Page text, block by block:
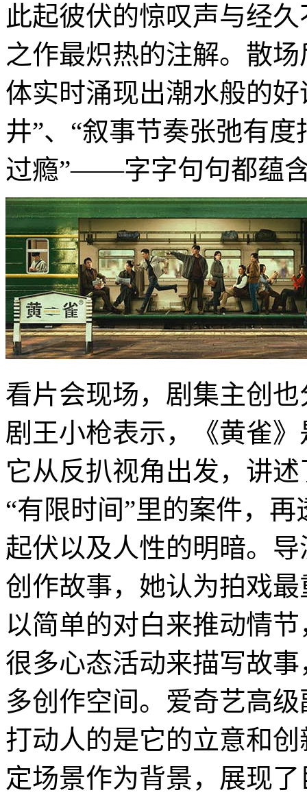
此起彼伏的惊叹声与经
之作最炽热的注解。散
体实时涌现出潮水般的
井”、“叙事节奏张弛有
过瘾”——字字句句都蕴
看片会现场，剧集主创
剧王小枪表示，《黄雀
它从反扒视角出发，讲
“有限时间”里的案件，
起伏以及人性的明暗。
创作故事，她认为拍戏
以简单的对白来推动情
很多心态活动来描写故
多创作空间。爱奇艺高
打动人的是它的立意和
定场景作为背景，展现